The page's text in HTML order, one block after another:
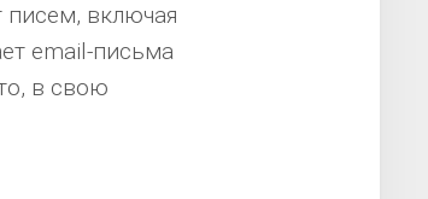
писем, включая
email-письма
в свою